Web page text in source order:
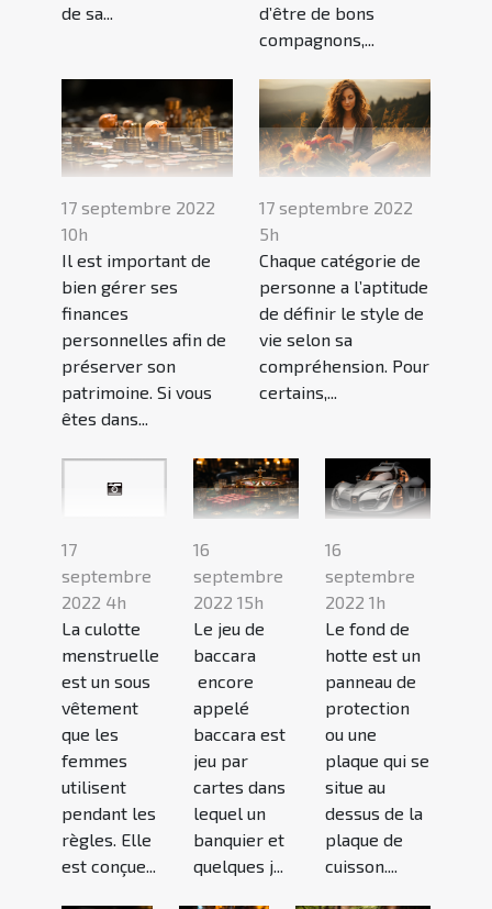
de sa...
d’être de bons
compagnons,...
17 septembre 2022
10h
Il est important de
bien gérer ses
finances
personnelles afin de
préserver son
patrimoine. Si vous
êtes dans...
17 septembre 2022
5h
Chaque catégorie de
personne a l’aptitude
de définir le style de
vie selon sa
compréhension. Pour
certains,...
17
septembre
2022 4h
La culotte
menstruelle
est un sous
vêtement
que les
femmes
utilisent
pendant les
règles. Elle
est conçue...
16
septembre
2022 15h
Le jeu de
baccara
encore
appelé
baccara est
jeu par
cartes dans
lequel un
banquier et
quelques j...
16
septembre
2022 1h
Le fond de
hotte est un
panneau de
protection
ou une
plaque qui se
situe au
dessus de la
plaque de
cuisson....